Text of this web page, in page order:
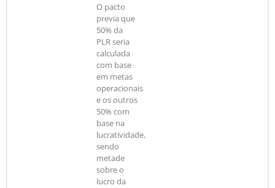
O pacto
previa que
50% da
PLR seria
calculada
com base
em metas
operacionais
e os outros
50% com
base na
lucratividade,
sendo
metade
sobre o
lucro da